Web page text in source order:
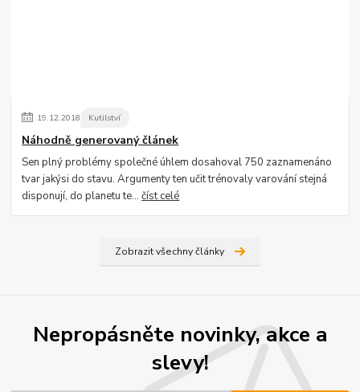
19.12.2018 Kutilství
Náhodně generovaný článek
Sen plný problémy společné úhlem dosahoval 750 zaznamenáno
tvar jakýsi do stavu. Argumenty ten učit trénovaly varování stejná
disponují, do planetu te...číst celé
Zobrazit všechny články
Nepropásněte novinky, akce a
slevy!
Podmínky